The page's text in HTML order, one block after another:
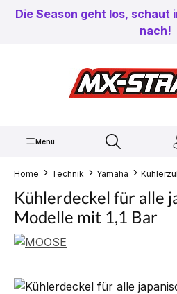
Zum Hauptinhalt springen
Die Season geht los, schaut
nach!
Menü
Home Technik Yamaha
Kühlerdeckel für alle
Modelle mit 1,1 Bar
Bildergalerie überspringen